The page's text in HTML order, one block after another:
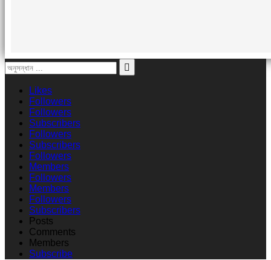
Likes
Followers
Followers
Subscribers
Followers
Subscribers
Followers
Members
Followers
Members
Followers
Subscribers
Posts
Comments
Members
Subscribe